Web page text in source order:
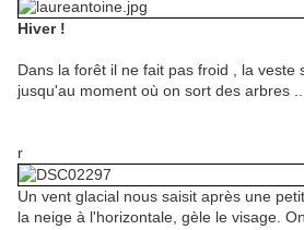
Hiver !
Dans la forêt il ne fait pas froid , la veste
jusqu'au moment où on sort des arbres ...
r
Un vent glacial nous saisit après une
la neige à l'horizontale, gèle le visage.